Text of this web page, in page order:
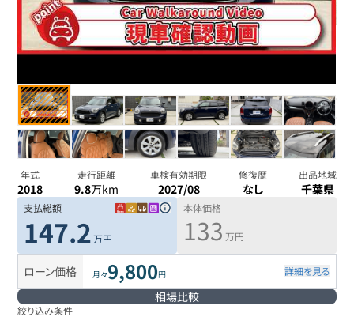
年式
2018
走行距離
9.8万km
車検有効期限
2027/08
修復歴
なし
出品地域
千葉県
支払総額
147.2 万円
本体価格
133 万円
ローン価格 月々9,800円 詳細を見る
相場比較
絞り込み条件